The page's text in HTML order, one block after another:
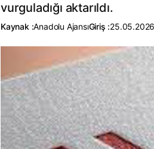
vurguladığı aktarıldı.
Kaynak :Anadolu AjansıGiriş :